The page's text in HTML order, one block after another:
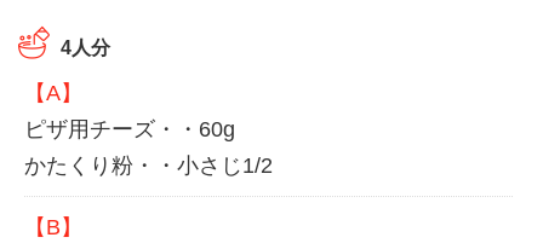
4人分
【A】
ピザ用チーズ・・60g
かたくり粉・・小さじ1/2
【B】